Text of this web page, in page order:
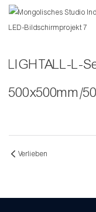
LIGHTALL-L-
500x500mm/
Verlieben